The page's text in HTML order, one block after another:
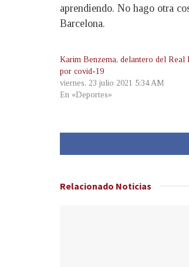
aprendiendo. No hago otra
Barcelona.
Karim Benzema, delantero del Real
por covid-19
viernes, 23 julio 2021 5:34 AM
En «Deportes»
Relacionado Noticias